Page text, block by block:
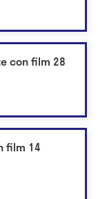
con film 28
film 14